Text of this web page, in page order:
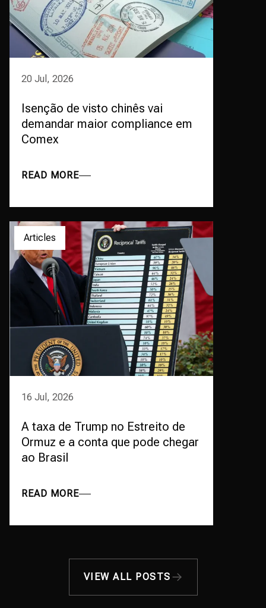
20 Jul, 2026
Isenção de visto chinês vai
demandar maior compliance em
Comex
READ MORE
Articles
16 Jul, 2026
A taxa de Trump no Estreito de
Ormuz e a conta que pode chegar
ao Brasil
READ MORE
VIEW ALL POSTS